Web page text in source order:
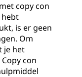
copy con
hebt
is er geen
Om
je het
con